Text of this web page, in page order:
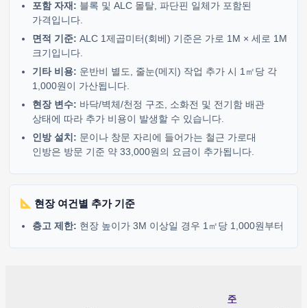
포함 자재: 블록 및 ALC 몰탈, 파단핀 일체가 포함된
가격입니다.
면적 기준: ALC 1제곱미터(회베) 기준은 가로 1M × 세로 1M
크기입니다.
기타 비용: 운반비 별도, 줄눈(메지) 작업 추가 시 1㎡당 각
1,000원이 가산됩니다.
현장 변수: 바닥/벽체/천정 구조, 소화전 및 전기함 배관
상태에 따라 추가 비용이 발생할 수 있습니다.
인방 설치: 문이나 창문 자리에 들어가는 철근 가로대
인방은 방문 기준 약 33,000원의 요금이 추가됩니다.
현장 여건별 추가 기준
층고 제한: 현장 높이가 3M 이상일 경우 1㎡당 1,000원부터
주